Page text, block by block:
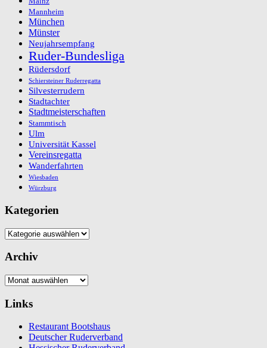
Mannheim
München
Münster
Neujahrsempfang
Ruder-Bundesliga
Rüdersdorf
Schiersteiner Ruderregatta
Silvesterrudern
Stadtachter
Stadtmeisterschaften
Stammtisch
Ulm
Universität Kassel
Vereinsregatta
Wanderfahrten
Wiesbaden
Würzburg
Kategorien
Kategorien
Archiv
Archiv
Links
Restaurant Bootshaus
Deutscher Ruderverband